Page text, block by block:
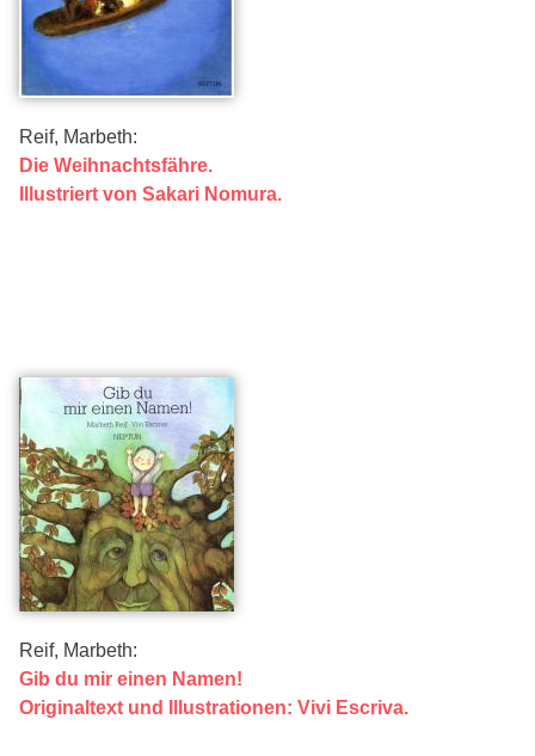
Reif, Marbeth:
Die Weihnachtsfähre.
Illustriert von Sakari Nomura.
Reif, Marbeth:
Gib du mir einen Namen!
Originaltext und Illustrationen: Vivi Escriva.